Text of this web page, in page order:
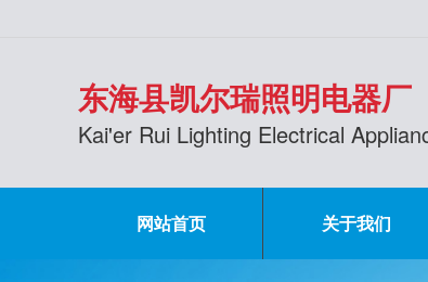
东海县凯尔瑞照明电器厂
Kai'er Rui Lighting Electrical
网站首页 关于我们